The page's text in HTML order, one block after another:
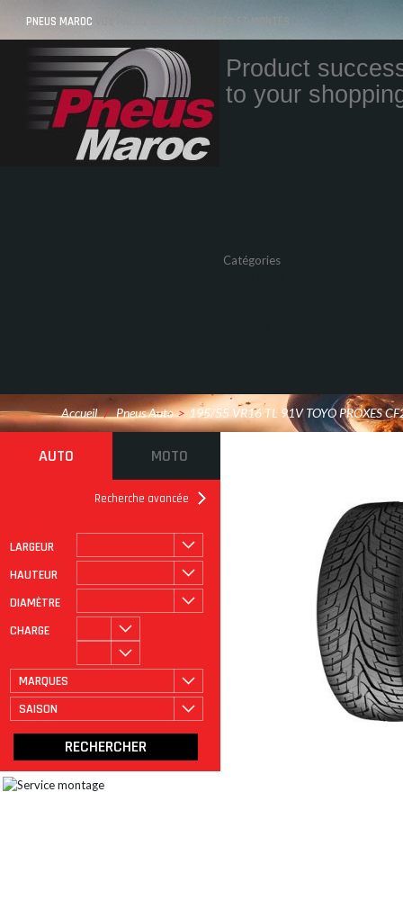
PNEUS MAROC VOS PNEUS AU MAROC LIVRÉS ET MONTÉS
Product
to your
Catégories
Accueil / Pneus Auto > 195/55 VR16 TL 91V TOYO PROXES
AUTO MOTO
Recherche avancée
LARGEUR
HAUTEUR
DIAMÈTRE
CHARGE
MARQUES
SAISON
ROULAGE À PLAT